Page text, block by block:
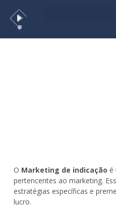
O Marketing de indicação é
pertencentes ao marketing.
estratégias específicas e
lucro.